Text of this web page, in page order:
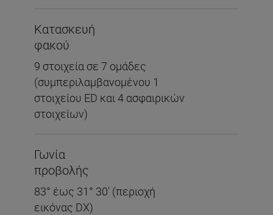
Κατασκευή
φακού
9 στοιχεία σε 7 ομάδες
(συμπεριλαμβανομένου 1
στοιχείου ED και 4 ασφαιρικών
στοιχείων)
Γωνία
προβολής
83° έως 31° 30' (περιοχή
εικόνας DX)